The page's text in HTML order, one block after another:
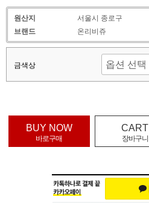
원산지
서울시 종로구
브랜드
온리비쥬
금색상
BUY NOW
바로구매
CART
장바구니